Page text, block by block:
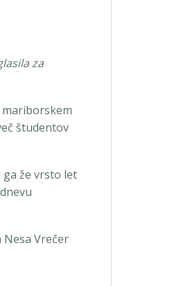
za
študentov
že vrsto let
Vrečer